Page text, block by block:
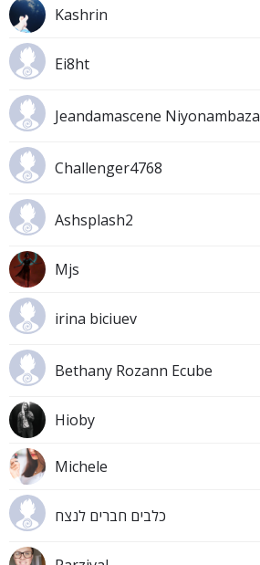
Kashrin
Ei8ht
Jeandamascene Niyonambaza
Challenger4768
Ashsplash2
Mjs
irina biciuev
Bethany Rozann Ecube
Hioby
Michele
כלבים חברים לנצח